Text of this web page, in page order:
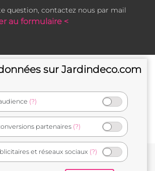
question, contactez nous par mail
au formulaire <
e-commerçant français
sur Jardindeco.com
(?)
partenaires (?)
et réseaux sociaux (?)